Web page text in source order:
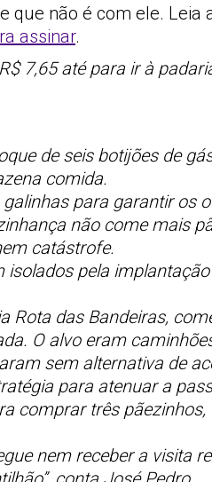
que não é com ele.
assinar.
7,65 até para ir à
de seis botijões de
comida.
para garantir os
não come mais
catástrofe.
pela
Rota das Bandeiras,
O alvo eram
sem alternativa de
para atenuar a
comprar três
nem receber a visita